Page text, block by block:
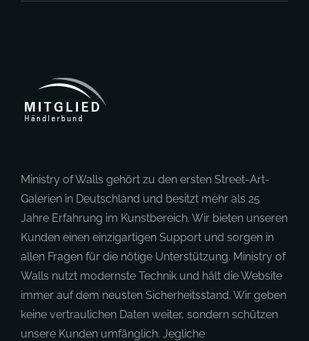
Ministry of Walls gehört zu den ersten Street-Art-
Galerien in Deutschland und besitzt mehr als 25
Jahre Erfahrung im Kunstbereich. Wir bieten unseren
Kunden einen einzigartigen Support und sorgen in
allen Fragen für die nötige Unterstützung. Ministry of
Walls nutzt modernste Technik und hält die Website
immer auf dem neusten Sicherheitsstand. Wir geben
keine vertraulichen Daten weiter, sondern schützen
unsere Kunden umfänglich. Jegliche